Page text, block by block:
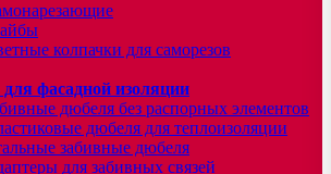
колпачки для саморезов
фасадной изоляции
дюбеля без распорных элементов
дюбеля для теплоизоляции
забивные дюбеля
для забивных связей